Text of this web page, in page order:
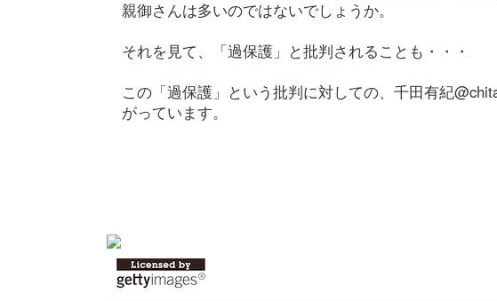
親御さんは多いのではないでしょうか。
それを見て、「過保護」と批判されることも・・・
この「過保護」という批判に対しての、千田有紀
がっています。